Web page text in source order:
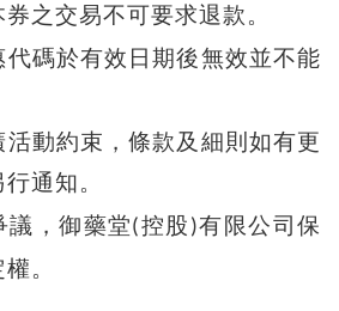
之交易不可要求退款。
代碼於有效日期後無效並不能
活動約束，條款及細則如有更
通知。
議，御藥堂(控股 )有限公司保
。